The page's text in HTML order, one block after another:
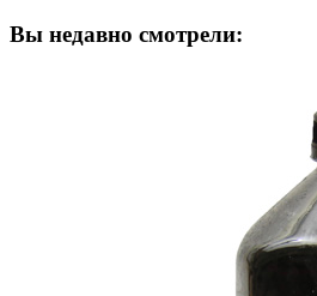
Вы недавно смотрели: